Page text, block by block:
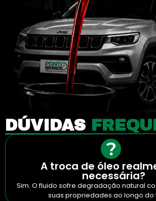
DÚVIDAS
A troca de óleo
necessária?
Sim. O fluido sofre degradação natural
suas propriedades ao longo do